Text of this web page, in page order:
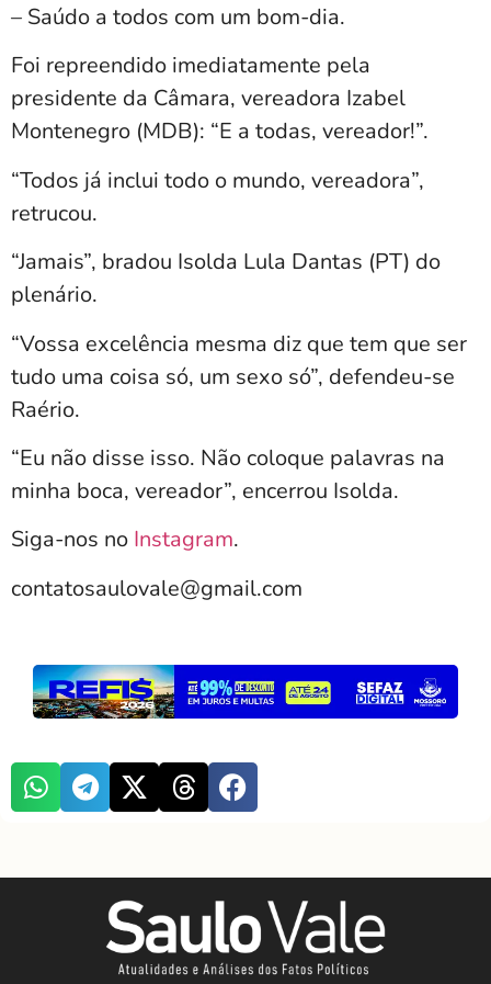
– Saúdo a todos com um bom-dia.
Foi repreendido imediatamente pela
presidente da Câmara, vereadora Izabel
Montenegro (MDB): “E a todas, vereador!”.
“Todos já inclui todo o mundo, vereadora”,
retrucou.
“Jamais”, bradou Isolda Lula Dantas (PT) do
plenário.
“Vossa excelência mesma diz que tem que ser
tudo uma coisa só, um sexo só”, defendeu-se
Raério.
“Eu não disse isso. Não coloque palavras na
minha boca, vereador”, encerrou Isolda.
Siga-nos no Instagram.
contatosaulovale@gmail.com